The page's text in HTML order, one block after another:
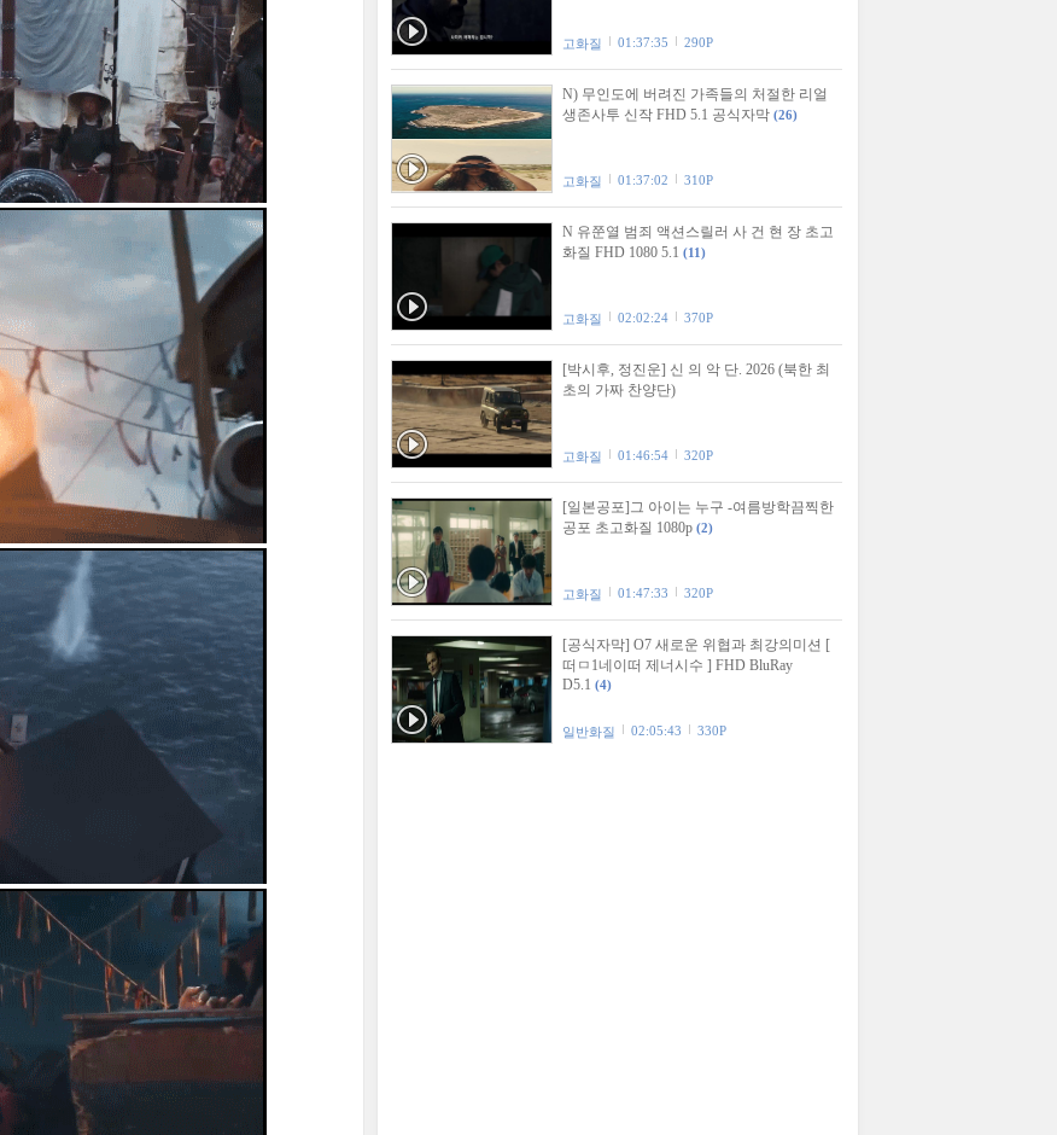
고화질 01:37:35 290P
N) 무인도에 버려진 가족들의 처절한 리얼
생존사투 신작 FHD 5.1 공식자막 (26)
고화질 01:37:02 310P
N 유쭌열 범죄 액션스릴러 사 건 현 장 초고
화질 FHD 1080 5.1 (11)
고화질 02:02:24 370P
[박시후, 정진운] 신 의 악 단. 2026 (북한 최
초의 가짜 찬양단)
고화질 01:46:54 320P
[일본공포]그 아이는 누구 -여름방학끔찍한
공포 초고화질 1080p (2)
고화질 01:47:33 320P
[공식자막] O7 새로운 위협과 최강의미션 [
떠ㅁ1네이떠 제너시수 ] FHD BluRay
D5.1 (4)
일반화질 02:05:43 330P